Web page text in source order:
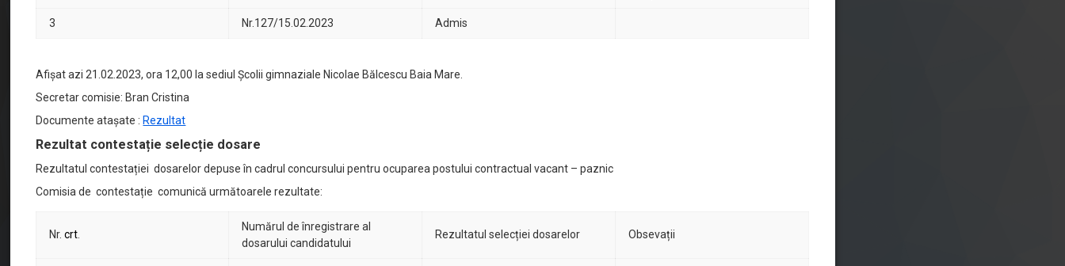
3 Nr.127/15.02.2023 Admis
Afișat azi 21.02.2023, ora 12,00 la sediul Școlii gimnaziale Nicolae Bălcescu Baia Mare.
Secretar comisie: Bran Cristina
Documente atașate : Rezultat
Rezultat contestație selecție dosare
Rezultatul contestației dosarelor depuse în cadrul concursului pentru ocuparea postului contractual vacant – paznic
Comisia de contestație comunică următoarele rezultate:
Nr.crt
Numărul de înregistrare al
dosarului candidatului
Rezultatul selecției dosarelor Obsevații